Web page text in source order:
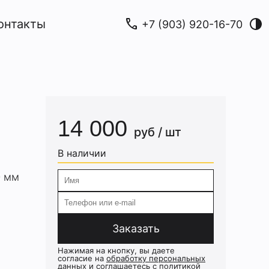
call +7 (903) 920-16-70
мм
14 000 руб / шт
В наличии
Заказать
Нажимая на кнопку, вы даете
согласие на обработку персональных
данных и соглашаетесь c политикой